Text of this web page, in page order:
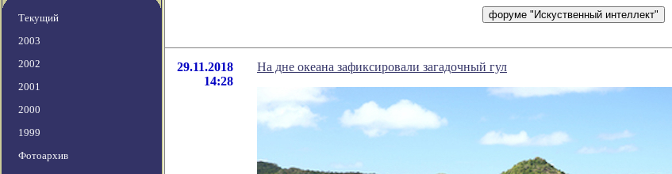
Текущий
2003
2002
2001
2000
1999
Фотоархив
29.11.2018
14:28
На дне океана зафиксировали загадочный гул